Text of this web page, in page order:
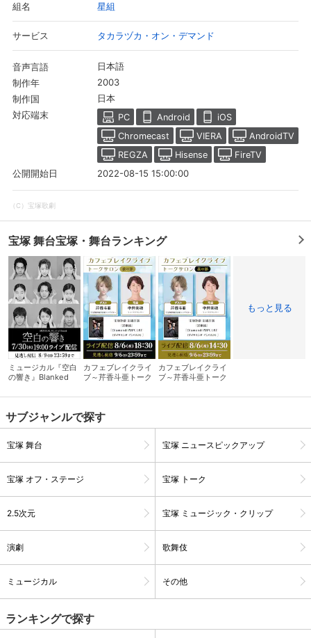
会員設定 会員情報 閉じる
基本情報、本人連絡先、パスワード 、クレ
ジットカード情報の変更が可能です。
組名 星組
サービス タカラヅカ・オン・デマンド
音声言語 日本語
制作年 2003
制作国 日本
対応端末 PC Android
iOS
Chromecast
VIERA
AndroidTV
REGZA
Hisense
FireTV
公開開始日
2022-08-15 15:00:00
（C）宝塚歌劇
宝塚 舞台宝塚・舞台ランキング
ミュージカル『空白
の響き』Blanked
カフェブレイクライ
ブ～芹香斗亜トーク
カフェブレイクライ
ブ～芹香斗亜トーク
もっと見る
サブジャンルで探す
宝塚 舞台 宝塚 ニュースピックアップ
宝塚 オフ・ステージ 宝塚 トーク
2.5次元 宝塚 ミュージック・クリップ
演劇 歌舞伎
ミュージカル その他
ランキングで探す